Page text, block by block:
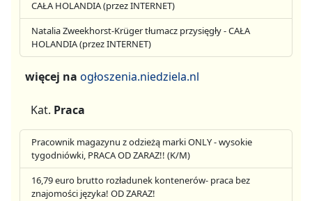
CAŁA HOLANDIA (przez INTERNET)
Natalia Zweekhorst-Krüger tłumacz przysięgły - CAŁA
HOLANDIA (przez INTERNET)
więcej na ogłoszenia.niedziela.nl
Kat. Praca
Pracownik magazynu z odzieżą marki ONLY - wysokie
tygodniówki, PRACA OD ZARAZ!! (K/M)
16,79 euro brutto rozładunek kontenerów- praca bez
znajomości języka! OD ZARAZ!